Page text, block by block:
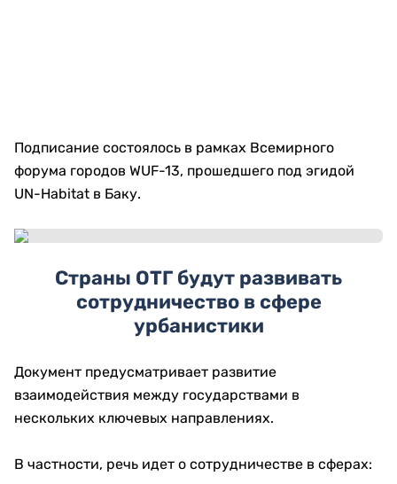
Подписание состоялось в рамках Всемирного
форума городов WUF-13, прошедшего под эгидой
UN-Habitat в Баку.
Страны ОТГ будут развивать
сотрудничество в сфере
урбанистики
Документ предусматривает развитие
взаимодействия между государствами в
нескольких ключевых направлениях.
В частности, речь идет о сотрудничестве в сферах: